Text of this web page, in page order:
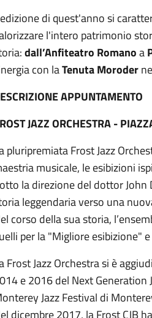
di quest'anno si
l'intero patrimonio
dall’Anfiteatro Romanoa
con laTenuta Moroder
APPUNTAMENTO
JAZZ ORCHESTRA -
pluripremiata Frost Jazz
musicale, le esibizioni
la direzione del dottor John
leggendaria verso una
corso della sua storia,
per la "Migliore esibizione"
Frost Jazz Orchestra si è
e 2016 del Next Generation
Jazz Festival di
dicembre 2017, la Frost CJB